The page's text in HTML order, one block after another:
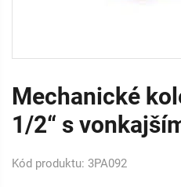
Mechanické
1/2“ s
Kód produktu: 3PA092